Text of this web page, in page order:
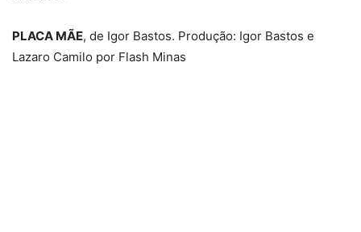
PLACA MÃE, de Igor Bastos. Produção: Igor Bastos e
Lazaro Camilo por Flash Minas